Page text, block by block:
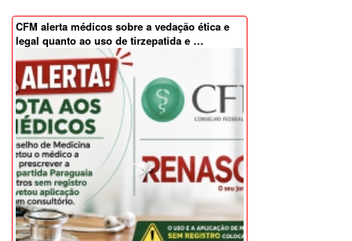
CFM alerta médicos sobre a vedação ética e
legal quanto ao uso de tirzepatida e …